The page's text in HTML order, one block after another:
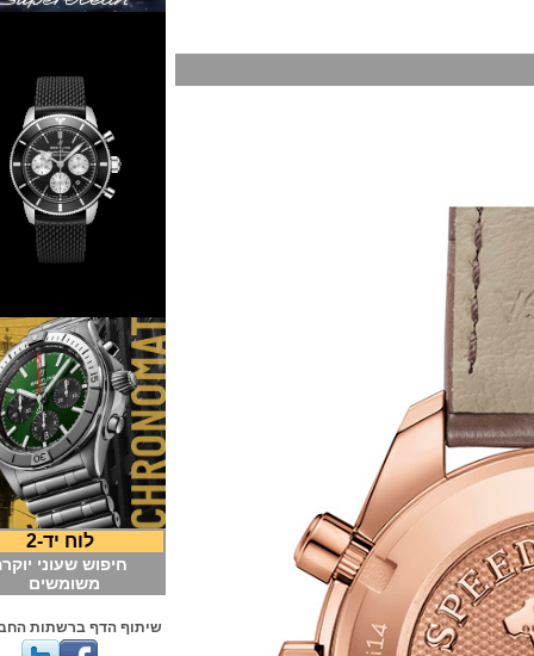
לוח יד-2
חיפוש שעוני יוקרה
משומשים
שיתוף הדף ברשתות החברתיות